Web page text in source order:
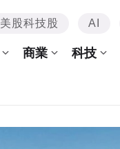
美股科技股 AI
商業 科技